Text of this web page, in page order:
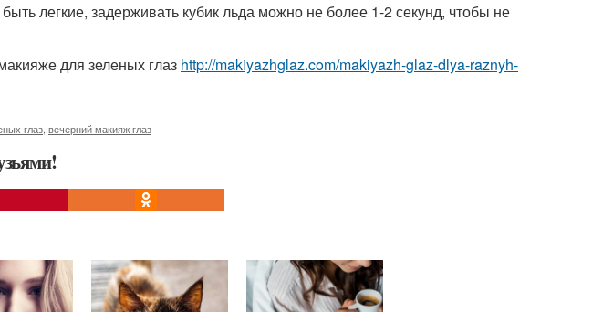
легкие, задерживать кубик льда можно не более 1-2 секунд, чтобы не
для зеленых глаз http://makiyazhglaz.com/makiyazh-glaz-dlya-raznyh-
глаз вечерний макияж глаз